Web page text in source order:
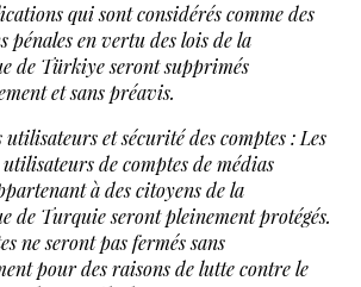
qui sont considérés comme des
pénales en vertu des lois de la
de Türkiye seront supprimés
et sans préavis.
utilisateurs et sécurité des comptes : Les
de comptes de médias
à des citoyens de la
de Turquie seront pleinement protégés.
ne seront pas fermés sans
pour des raisons de lutte contre le